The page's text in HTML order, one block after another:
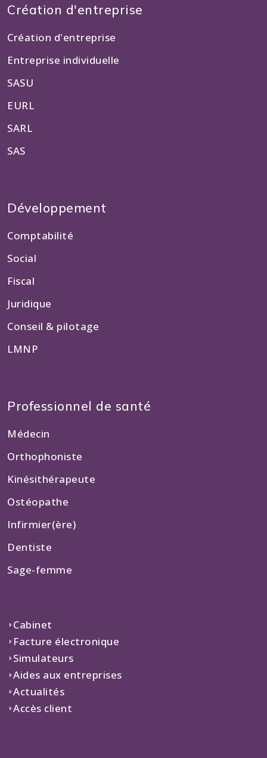
Création d'entreprise
Création d'entreprise
Entreprise individuelle
SASU
EURL
SARL
SAS
Développement
Comptabilité
Social
Fiscal
Juridique
Conseil & pilotage
LMNP
Professionnel de santé
Médecin
Orthophoniste
Kinésithérapeute
Ostéopathe
Infirmier(ère)
Dentiste
Sage-femme
Cabinet
Facture électronique
Simulateurs
Aides aux entreprises
Actualités
Accès client